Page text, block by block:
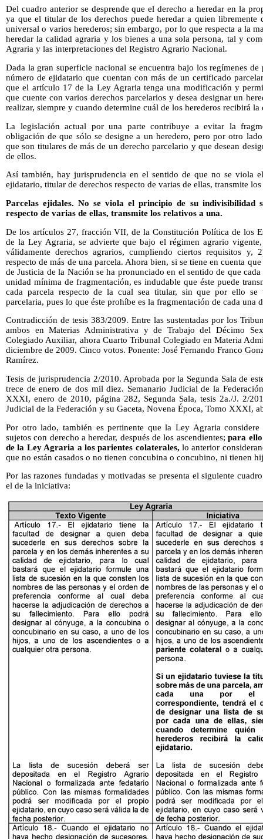
Del cuadro anterior se desprende que el derecho a heredar en la
ya que el titular de los derechos puede heredar a quien libremente
universal o varios herederos; sin embargo, por lo que respecta a la
heredar la calidad agraria y los bienes a una sola persona, tal y
Agraria y las interpretaciones del Registro Agrario Nacional.
Dada la gran superficie nacional se encuentra bajo los regímenes
número de ejidatario que cuentan con más de un certificado
que el artículo 17 de la Ley Agraria tenga una modificación y
que cuente con varios derechos parcelarios y desea designar un
realizar, siempre y cuando determine cuál de los herederos recibirá
La legislación actual por una parte contribuye a evitar la
obligación de que sólo se designe a un heredero, pero por otro
que son titulares de más de un derecho parcelario y que desean
de ellos.
Así también, hay jurisprudencia en el sentido de que no se viola
ejidatario, titular de derechos respecto de varias de ellas, transmite
Parcelas ejidales. No se viola el principio de su indivisibilidad
respecto de varias de ellas, transmite los relativos a una.
De los artículos 27, fracción VII, de la Constitución Política de los
de la Ley Agraria, se advierte que bajo el régimen agrario
válidamente derechos agrarios, cumpliendo ciertos requisitos y,
respecto de más de una parcela. Ahora bien, si se tiene en cuenta
de Justicia de la Nación se ha pronunciado en el sentido de que
unidad mínima de fragmentación, es indudable que éste puede
cada parcela respecto de la cual sea titular, sin que por ello
parcelaria, pues lo que éste prohíbe es la fragmentación de cada una
Contradicción de tesis 383/2009. Entre las sustentadas por los
ambos en Materias Administrativa y de Trabajo del Décimo
Colegiado Auxiliar, ahora Cuarto Tribunal Colegiado en Materia
diciembre de 2009. Cinco votos. Ponente: José Fernando Franco
Ramírez.
Tesis de jurisprudencia 2/2010. Aprobada por la Segunda Sala de
trece de enero de dos mil diez. Semanario Judicial de la
XXXI, enero de 2010, página 282, Segunda Sala, tesis 2a./J. 2/
Judicial de la Federación y su Gaceta, Novena Época, Tomo XXXI,
Por otro lado, también es pertinente que la Ley Agraria
sujetos con derecho a heredar, después de los ascendientes;para
de la Ley Agraria a los parientes colaterales, lo anterior
que no están casados o no tienen concubina o concubino, ni tienen
Por las razones fundadas y motivadas se presenta el siguiente
el de la iniciativa: